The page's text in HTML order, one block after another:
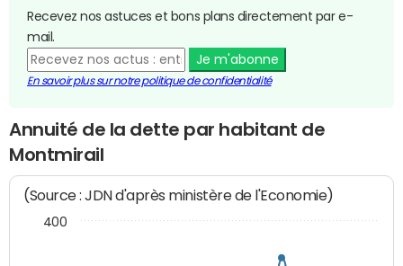
Recevez nos astuces et bons plans directement par e-
mail.
Je m'abonne
En savoir plus sur notre politique de confidentialité
Annuité de la dette par habitant de
Montmirail
(Source : JDN d'après ministère de l'Economie)
400